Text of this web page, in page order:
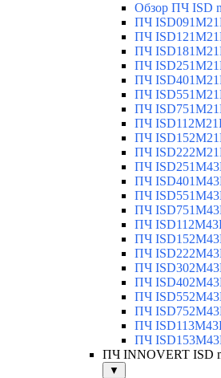
Обзор ПЧ ISD
ПЧ
ПЧ
ПЧ
ПЧ
ПЧ
ПЧ
ПЧ
ПЧ
ПЧ
ПЧ
ПЧ
ПЧ
ПЧ
ПЧ
ПЧ
ПЧ
ПЧ
ПЧ
ПЧ
ПЧ
ПЧ
ПЧ
ПЧ
ПЧ INNOVERT ISD
▼